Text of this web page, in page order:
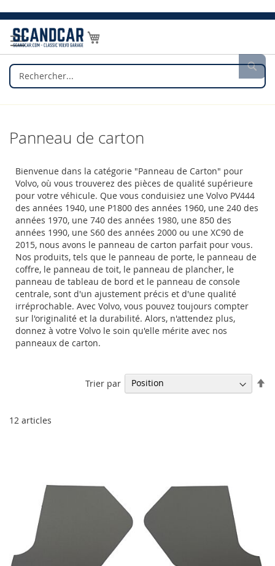
Allez
au
contenu
Mon panier
Panneau de carton
Bienvenue dans la catégorie "Panneau de Carton" pour
Volvo, où vous trouverez des pièces de qualité supérieure
pour votre véhicule. Que vous conduisiez une Volvo PV444
des années 1940, une P1800 des années 1960, une 240 des
années 1970, une 740 des années 1980, une 850 des
années 1990, une S60 des années 2000 ou une XC90 de
2015, nous avons le panneau de carton parfait pour vous.
Nos produits, tels que le panneau de porte, le panneau de
coffre, le panneau de toit, le panneau de plancher, le
panneau de tableau de bord et le panneau de console
centrale, sont d'un ajustement précis et d'une qualité
irréprochable. Avec Volvo, vous pouvez toujours compter
sur l'originalité et la durabilité. Alors, n'attendez plus,
donnez à votre Volvo le soin qu'elle mérite avec nos
panneaux de carton.
12 articles
Trier par